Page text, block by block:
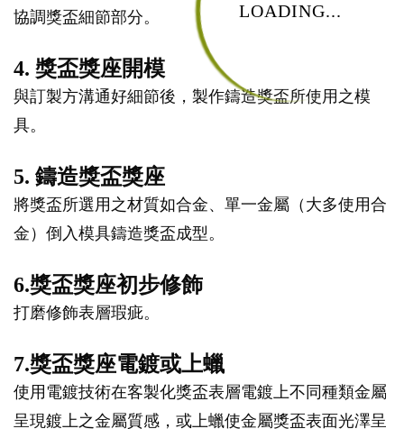
LOADING...
協調獎盃細節部分。
4. 獎盃獎座開模
與訂製方溝通好細節後，製作鑄造獎盃所使用之模
具。
5. 鑄造獎盃獎座
將獎盃所選用之材質如合金、單一金屬（大多使用合
金）倒入模具鑄造獎盃成型。
6.獎盃獎座初步修飾
打磨修飾表層瑕疵。
7.獎盃獎座電鍍或上蠟
使用電鍍技術在客製化獎盃表層電鍍上不同種類金屬
呈現鍍上之金屬質感，或上蠟使金屬獎盃表面光澤呈